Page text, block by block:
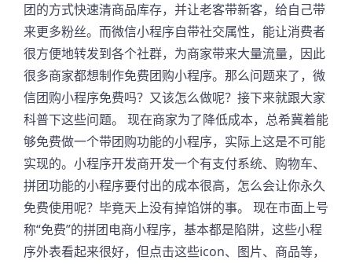
团的方式快速清商品库存，并让老客带新客，给自己带
来更多粉丝。而微信小程序自带社交属性，能让消费者
很方便地转发到各个社群，为商家带来大量流量，因此
很多商家都想制作免费团购小程序。那么问题来了，微
信团购小程序免费吗？又该怎么做呢？接下来就跟大家
科普下这些问题。 现在商家为了降低成本，总希冀着能
够免费做一个带团购功能的小程序，实际上这是不可能
实现的。小程序开发商开发一个有支付系统、购物车、
拼团功能的小程序要付出的成本很高，怎么会让你永久
免费使用呢？毕竟天上没有掉馅饼的事。 现在市面上号
称“免费”的拼团电商小程序，基本都是陷阱，这些小程
序外表看起来很好，但点击这些icon、图片、商品等，